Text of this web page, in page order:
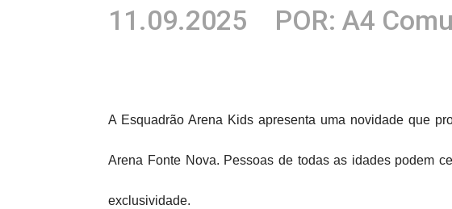
11.09.2025 POR: A4
A Esquadrão Arena Kids apresenta uma novidade que
Arena Fonte Nova. Pessoas de todas as idades podem
exclusividade.